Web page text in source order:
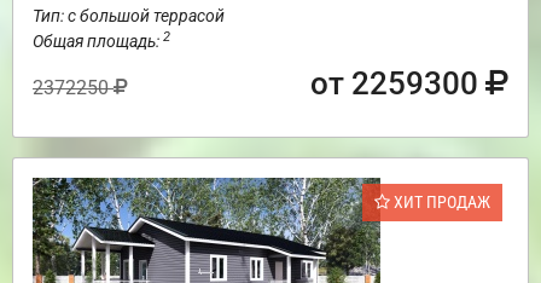
Тип: с большой террасой
Общая площадь: 2
2372250 от 2259300
ХИТ ПРОДАЖ